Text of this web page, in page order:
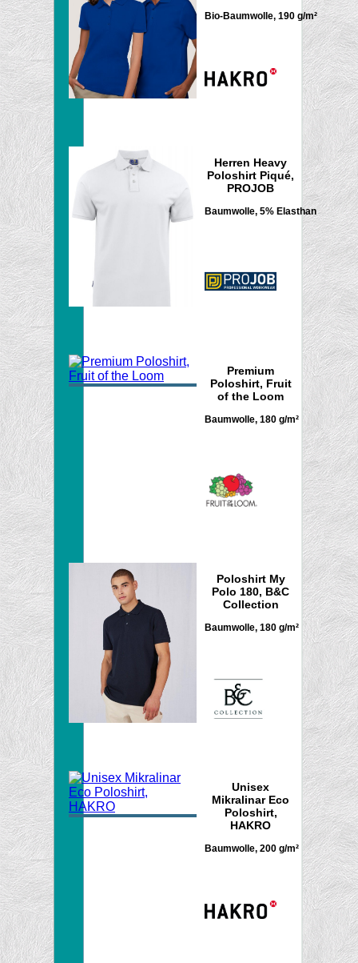
Bio-Baumwolle, 190 g/m²
Herren Heavy
Poloshirt Piqué,
PROJOB
Baumwolle, 5% Elasthan
Premium
Poloshirt, Fruit
of the Loom
Baumwolle, 180 g/m²
Poloshirt My
Polo 180, B&C
Collection
Baumwolle, 180 g/m²
Unisex
Mikralinar Eco
Poloshirt,
HAKRO
Baumwolle, 200 g/m²